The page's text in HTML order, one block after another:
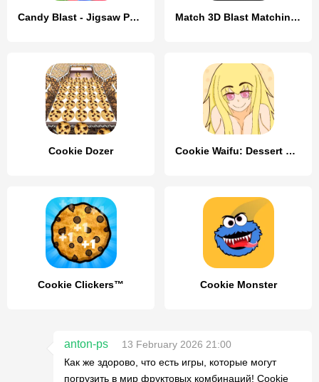
Candy Blast - Jigsaw Puzzle Match 3D Blast Matching Games
Cookie Dozer Cookie Waifu: Dessert Darling
Cookie Clickers™ Cookie Monster
anton-ps
13 February 2026 21:00
Как же здорово, что есть игры, которые могут
погрузить в мир фруктовых комбинаций! Cookie